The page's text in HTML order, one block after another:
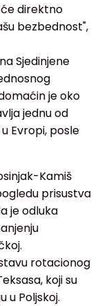
direktno
bezbednost",
Sjedinjene
je oko
jednu od
Evropi, posle
Kamiš
prisustva
je odluka
rotacionog
koji su
u Poljskoj.